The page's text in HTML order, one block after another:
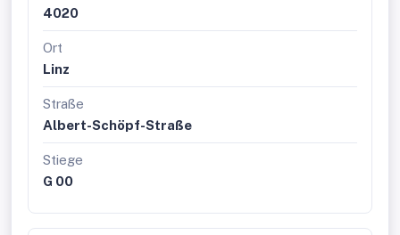
4020
Ort
Linz
Straße
Albert-Schöpf-Straße
Stiege
G 00